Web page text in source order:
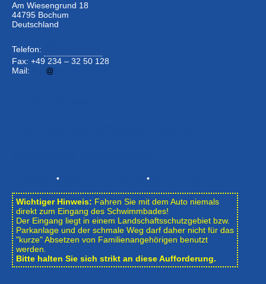
Am Wiesengrund 18
44795 Bochum
Deutschland
Telefon:
Fax: +49 234 – 32 50 128
Mail:
• •
Wichtiger Hinweis: Fahren Sie mit dem Auto niemals
direkt zum Eingang des Schwimmbades!
Der Eingang liegt in einem Landschafts­schutzgebiet bzw.
Park­anlage und der schmale Weg darf daher nicht für das
"kurze" Absetzen von Familienangehörigen benutzt
werden.
Bitte halten Sie sich strikt an diese Aufforderung.